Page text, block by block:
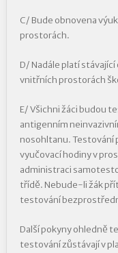
C/ Bude obnovena
prostorách.
D/ Nadále platí
vnitřních prostorách
E/ Všichni žáci budou
antigenním
nosohltanu. Testování
vyučovací hodiny v
administraci
třídě. Nebude-li žák
testování
Další pokyny ohledně
testování zůstávají v